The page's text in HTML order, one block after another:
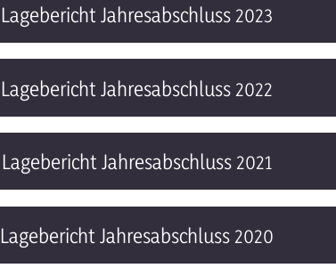
Lagebericht Jahresabschluss 2023
Lagebericht Jahresabschluss 2022
Lagebericht Jahresabschluss 2021
Lagebericht Jahresabschluss 2020